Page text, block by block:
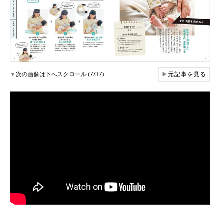
▼次の画像は下へスクロール (7/37) ▶元記事を見る